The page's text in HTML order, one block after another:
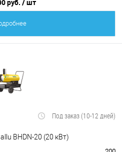
руб. / шт
Под заказ (10-12 дней)
BHDN-20 (20 кВт)